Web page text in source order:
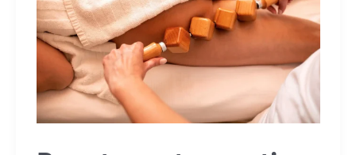
à
réduire
la
cellulite
naturellement